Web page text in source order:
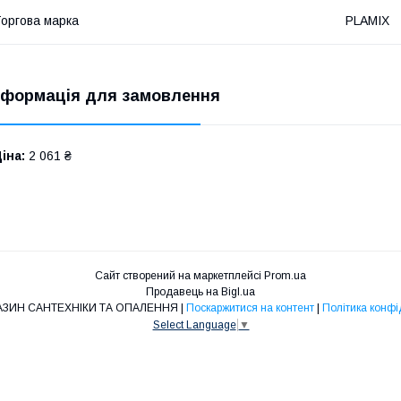
марка PLAMIX
для замовлення
2 061 ₴
Сайт створений на маркетплейсі Prom.ua
Продавець на Bigl.ua
O&L - МАГАЗИН САНТЕХНІКИ ТА ОПАЛЕННЯ | Поскаржитися на контент | Політика
Select Language ▼